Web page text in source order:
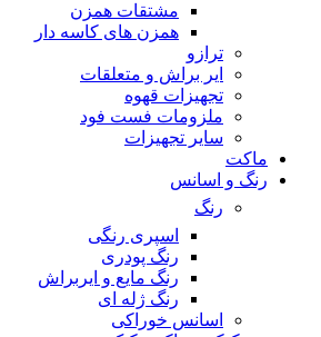
مشتقات همزن
همزن های کاسه دار
ترازو
ایر براش و متعلقات
تجهیزات قهوه
ملزومات فست فود
سایر تجهیزات
ماکت
رنگ و اسانس
رنگ
اسپری رنگی
رنگ پودری
رنگ مایع و ایربراش
رنگ ژله ای
اسانس خوراکی